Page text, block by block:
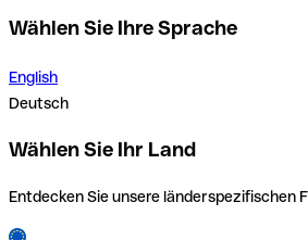
Wählen Sie Ihre Sprache
English
Deutsch
Wählen Sie Ihr Land
Entdecken Sie unsere länderspezifischen